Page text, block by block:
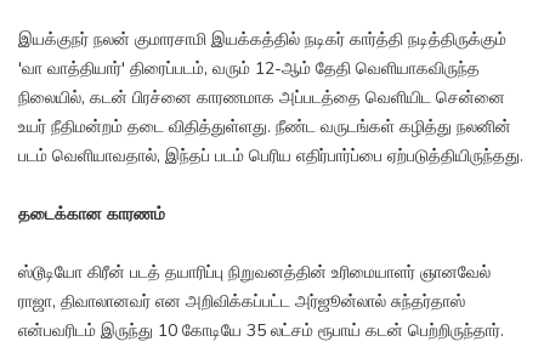
இயக்குநர் நலன் குமாரசாமி இயக்கத்தில் நடிகர் கார்த்தி நடித்திருக்கும்
'வா வாத்தியார்' திரைப்படம், வரும் 12-ஆம் தேதி வெளியாகவிருந்த
நிலையில், கடன் பிரச்னை காரணமாக அப்படத்தை வெளியிட சென்னை
உயர் நீதிமன்றம் தடை விதித்துள்ளது. நீண்ட வருடங்கள் கழித்து நலனின்
படம் வெளியாவதால், இந்தப் படம் பெரிய எதிர்பார்ப்பை ஏற்படுத்தியிருந்தது.
தடைக்கான காரணம்
ஸ்டூடியோ கிரீன் படத் தயாரிப்பு நிறுவனத்தின் உரிமையாளர் ஞானவேல்
ராஜா, திவாலானவர் என அறிவிக்கப்பட்ட அர்ஜூன்லால் சுந்தர்தாஸ்
என்பவரிடம் இருந்து 10 கோடியே 35 லட்சம் ரூபாய் கடன் பெற்றிருந்தார்.